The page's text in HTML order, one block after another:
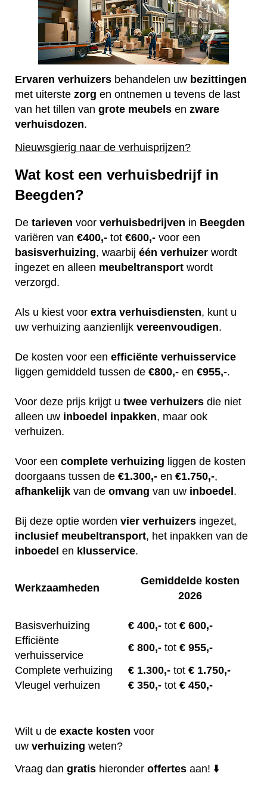
Ervaren verhuizers behandelen uw bezittingen
met uiterste zorg en ontnemen u tevens de last
van het tillen van grote meubels en zware
verhuisdozen.
Nieuwsgierig naar de verhuisprijzen?
Wat kost een verhuisbedrijf in
Beegden?
De tarieven voor verhuisbedrijven in Beegden
variëren van €400,- tot €600,- voor een
basisverhuizing, waarbij één verhuizer wordt
ingezet en alleen meubeltransport wordt
verzorgd.
Als u kiest voor extra verhuisdiensten, kunt u
uw verhuizing aanzienlijk vereenvoudigen.
De kosten voor een efficiënte verhuisservice
liggen gemiddeld tussen de €800,- en €955,-.
Voor deze prijs krijgt u twee verhuizers die niet
alleen uw inboedel inpakken, maar ook
verhuizen.
Voor een complete verhuizing liggen de kosten
doorgaans tussen de €1.300,- en €1.750,-,
afhankelijk van de omvang van uw inboedel .
Bij deze optie worden vier verhuizers ingezet,
inclusief meubeltransport, het inpakken van de
inboedel en klusservice.
Werkzaamheden
Gemiddelde kosten
2026
Basisverhuizing € 400,- tot € 600,-
Efficiënte
verhuisservice
€ 800,- tot € 955,-
Complete verhuizing
€ 1.300,- tot € 1.750,-
Vleugel verhuizen
€ 350,- tot € 450,-
Wilt u de exacte kosten voor
uw verhuizing weten?
Vraag dan gratis hieronder offertes aan! ⬇️